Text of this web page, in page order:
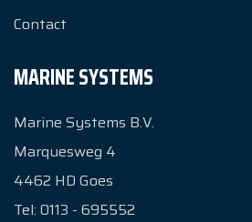
Contact
MARINE SYSTEMS
Marine Systems B.V.
Marquesweg 4
4462 HD Goes
Tel: 0113 - 695552